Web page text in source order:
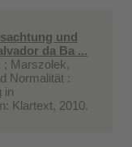
und
da Ba ...
; Marszolek,
Normalität :
in
Klartext, 2010.